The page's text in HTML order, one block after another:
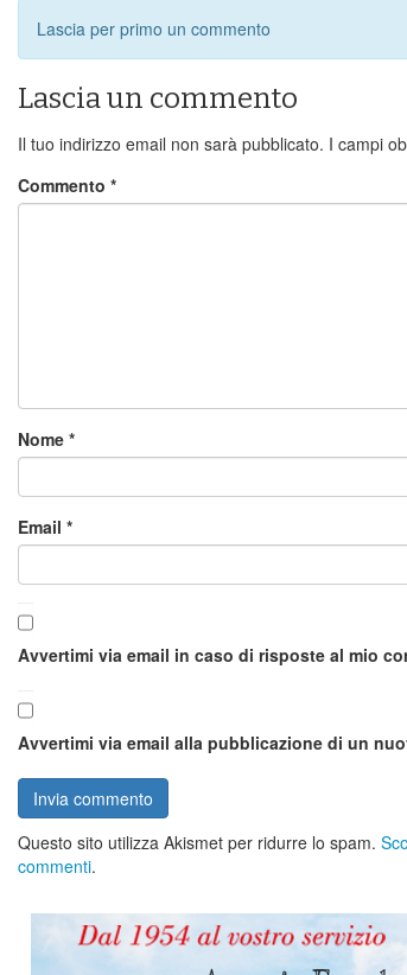
Lascia per primo un commento
Lascia un commento
Il tuo indirizzo email non sarà pubblicato. I campi
Commento *
Nome *
Email *
Avvertimi via email in caso di risposte al mio
Avvertimi via email alla pubblicazione di un
Questo sito utilizza Akismet per ridurre lo spam.
commenti.